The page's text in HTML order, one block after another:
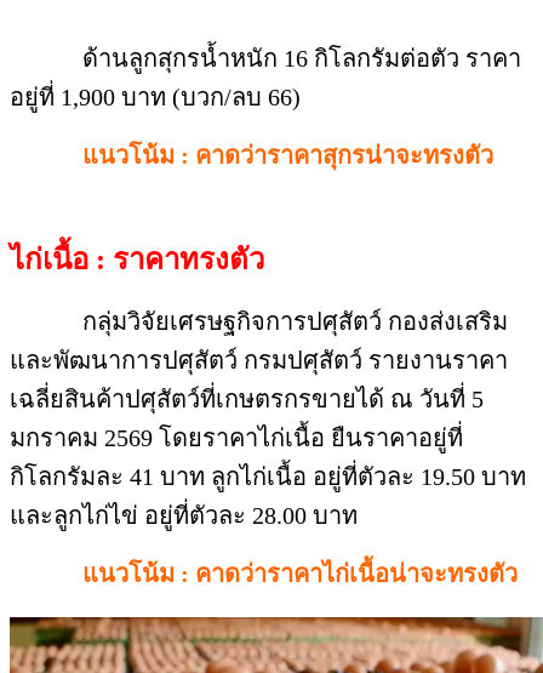
ด้านลูกสุกรน้ำหนัก 16 กิโลกรัมต่อตัว ราคา
อยู่ที่ 1,900 บาท (บวก/ลบ 66)
แนวโน้ม : คาดว่าราคาสุกรน่าจะทรงตัว
ไก่เนื้อ : ราคาทรงตัว
กลุ่มวิจัยเศรษฐกิจการปศุสัตว์ กองส่งเสริม
และพัฒนาการปศุสัตว์ กรมปศุสัตว์ รายงานราคา
เฉลี่ยสินค้าปศุสัตว์ที่เกษตรกรขายได้ ณ วันที่ 5
มกราคม 2569 โดยราคาไก่เนื้อ ยืนราคาอยู่ที่
กิโลกรัมละ 41 บาท ลูกไก่เนื้อ อยู่ที่ตัวละ 19.50 บาท
และลูกไก่ไข่ อยู่ที่ตัวละ 28.00 บาท
แนวโน้ม : คาดว่าราคาไก่เนื้อน่าจะทรงตัว